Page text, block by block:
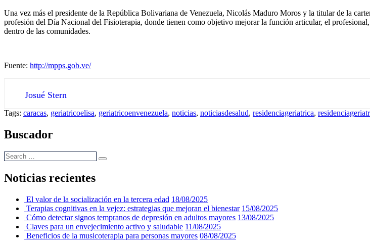
Una vez más el presidente de la República Bolivariana de Venezuela, Nicolás Maduro Moros y la titular de la
profesión del Día Nacional del Fisioterapia, donde tienen como objetivo mejorar la función articular, el
dentro de las comunidades.
Fuente: http://mpps.gob.ve/
Josué Stern
Tags: caracas, geriatricoelisa, geriatricoenvenezuela, noticias, noticiasdesalud, residenciageriatrica,
Buscador
Noticias recientes
El valor de la socialización en la tercera edad 18/08/2025
Terapias cognitivas en la vejez: estrategias que mejoran el bienestar 15/08/2025
Cómo detectar signos tempranos de depresión en adultos mayores 13/08/2025
Claves para un envejecimiento activo y saludable 11/08/2025
Beneficios de la musicoterapia para personas mayores 08/08/2025